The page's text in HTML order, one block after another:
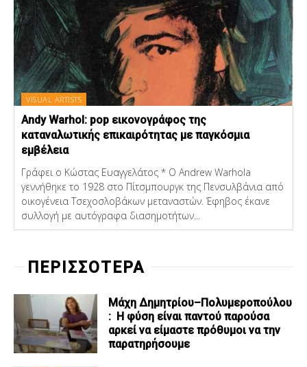
VISUAL ARTISTS
Andy Warhol: pop εικονογράφος της
καταναλωτικής επικαιρότητας με παγκόσμια
εμβέλεια
Γράφει ο Κώστας Ευαγγελάτος * Ο Andrew Warhola
γεννήθηκε το 1928 στο Πίτσμπουργκ της Πενσυλβάνια από
οικογένεια Τσεχοσλοβάκων μεταναστών. Έφηβος έκανε
συλλογή με αυτόγραφα διασημοτήτων...
ΠΕΡΙΣΣΟΤΕΡΑ
Μάχη Δημητρίου–Πολυμεροπούλου
: Η φύση είναι παντού παρούσα
αρκεί να είμαστε πρόθυμοι να την
παρατηρήσουμε